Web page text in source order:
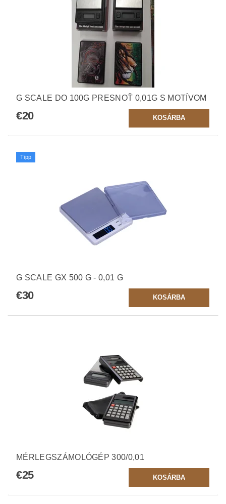
G SCALE DO 100G PRESNOŤ 0,01G S MOTÍVOM
€20
Tipp
G SCALE GX 500 G - 0,01 G
€30
MÉRLEGSZÁMOLÓGÉP 300/0,01
€25